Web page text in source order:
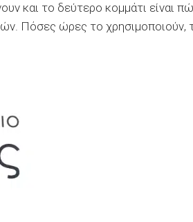
και το δεύτερο κομμάτι είναι
Πόσες ώρες το χρησιμοποιούν,